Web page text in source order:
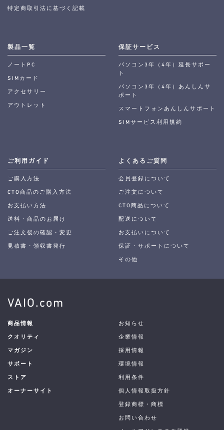
特定商取引法に基づく記載
製品一覧
ノートPC
SIMカード
アクセサリー
アウトレット
保証サービス
パソコン3年（4年）延長サポー
ト
パソコン3年（4年）あんしんサ
ポート
スマートフォンあんしんサポート
SIMサービス利用規約
ご利用ガイド
ご購入方法
CTO商品のご購入方法
お支払い方法
送料・商品のお届け
ご注文後の確認・変更
見積書・領収書発行
よくあるご質問
会員登録について
ご注文について
CTO商品について
配送について
お支払いについて
保証・サポートについて
その他
VAIO.com
商品情報
クオリティ
マガジン
サポート
ストア
オーナーサイト
お知らせ
企業情報
採用情報
環境情報
利用条件
個人情報取扱方針
登録商標・商標
お問い合わせ